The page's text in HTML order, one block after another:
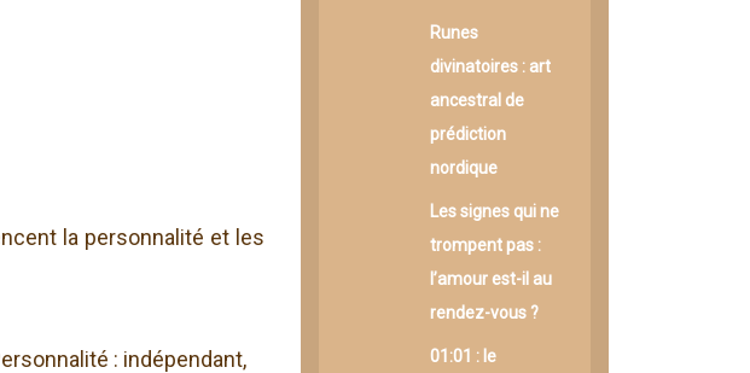
la personnalité et les
: indépendant,
Runes
divinatoires : art
ancestral de
prédiction
nordique
Les signes qui ne
trompent pas :
l’amour est-il au
rendez-vous ?
01:01 : le